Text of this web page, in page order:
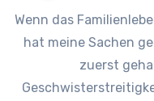
Wenn das Familienleben zum Ringkampf wird „Papa, er
hat meine Sachen
zuerst